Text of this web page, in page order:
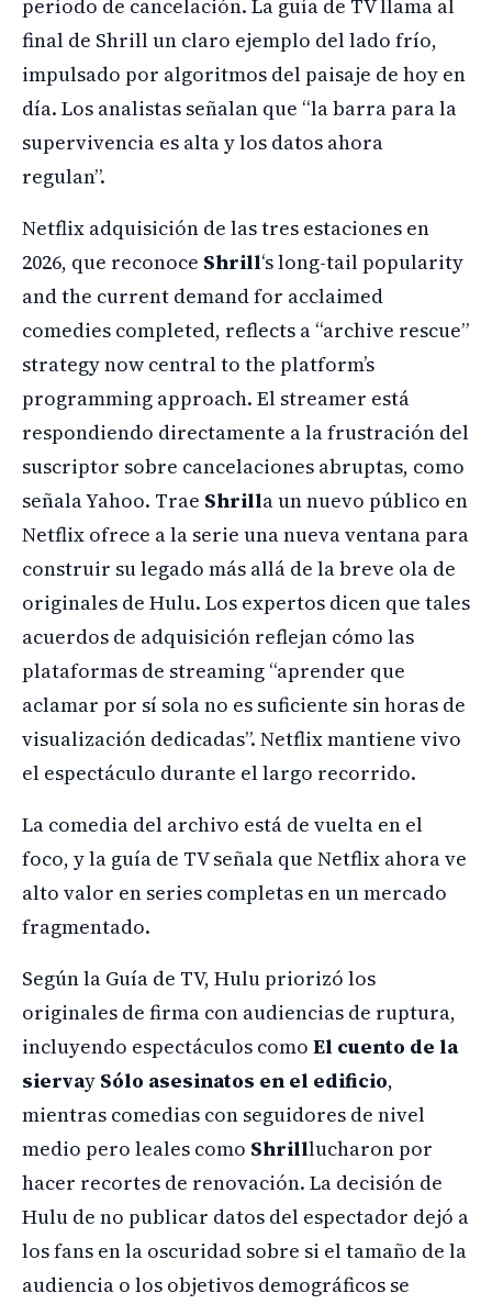
período de cancelación. La guía de TV llama al
final de Shrill un claro ejemplo del lado frío,
impulsado por algoritmos del paisaje de hoy en
día. Los analistas señalan que “la barra para la
supervivencia es alta y los datos ahora
regulan”.
Netflix adquisición de las tres estaciones en
2026, que reconoce Shrill‘s long-tail popularity
and the current demand for acclaimed
comedies completed, reflects a “archive rescue”
strategy now central to the platform’s
programming approach. El streamer está
respondiendo directamente a la frustración del
suscriptor sobre cancelaciones abruptas, como
señala Yahoo. Trae Shrilla un nuevo público en
Netflix ofrece a la serie una nueva ventana para
construir su legado más allá de la breve ola de
originales de Hulu. Los expertos dicen que tales
acuerdos de adquisición reflejan cómo las
plataformas de streaming “aprender que
aclamar por sí sola no es suficiente sin horas de
visualización dedicadas”. Netflix mantiene vivo
el espectáculo durante el largo recorrido.
La comedia del archivo está de vuelta en el
foco, y la guía de TV señala que Netflix ahora ve
alto valor en series completas en un mercado
fragmentado.
Según la Guía de TV, Hulu priorizó los
originales de firma con audiencias de ruptura,
incluyendo espectáculos como El cuento de la
siervay Sólo asesinatos en el edificio,
mientras comedias con seguidores de nivel
medio pero leales como Shrilllucharon por
hacer recortes de renovación. La decisión de
Hulu de no publicar datos del espectador dejó a
los fans en la oscuridad sobre si el tamaño de la
audiencia o los objetivos demográficos se